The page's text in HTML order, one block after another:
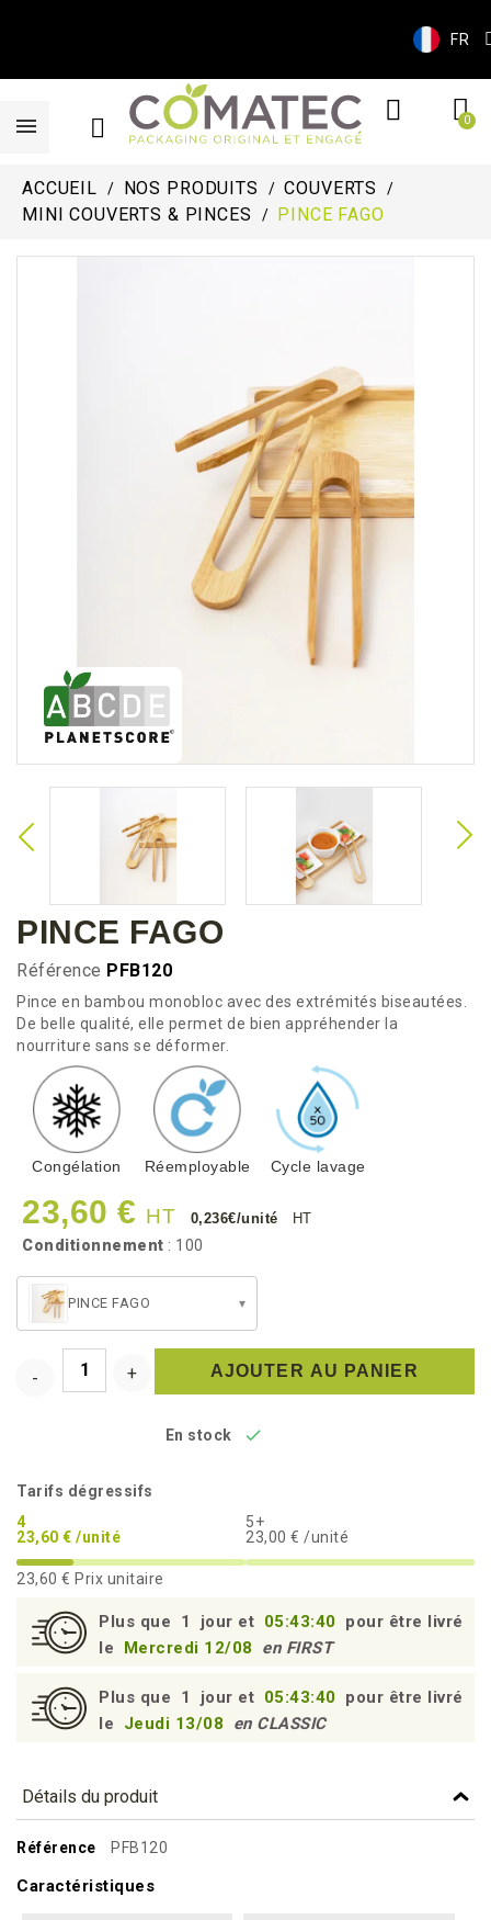
FR
ACCUEIL NOS PRODUITS
COUVERTS
MINI COUVERTS & PINCES
PINCE FAGO
PINCE FAGO
Référence PFB120
Pince en bambou monobloc avec des extrémités biseautées.
De belle qualité, elle permet de bien appréhender la
nourriture sans se déformer.
Congélation Réemployable Cycle lavage
23,60 € HT 0,236€/unité HT
Conditionnement : 100
PINCE FAGO ▾
AJOUTER AU PANIER
En stock 
Tarifs dégressifs
4
23,60 € /unité
5+
23,00 € /unité
23,60 € Prix unitaire
Plus que 1 jour et 05:43:40 pour être livré
le
Mercredi 12/08 en FIRST
Plus que 1 jour et 05:43:40 pour être livré
le
Jeudi 13/08 en CLASSIC
Détails du produit
Référence PFB120
Caractéristiques